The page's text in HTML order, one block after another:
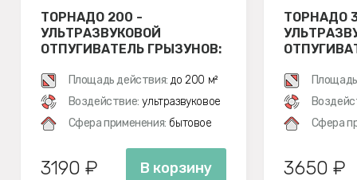
ТОРНАДО 200 -
УЛЬТРАЗВУКОВОЙ
ОТПУГИВАТЕЛЬ ГРЫЗУНОВ:
Площадь действия: до 200 м²
Воздействие: ультразвуковое
Сфера применения: бытовое
3190 ₽ В корзину
ТОРНАДО
Сфера
3650 ₽